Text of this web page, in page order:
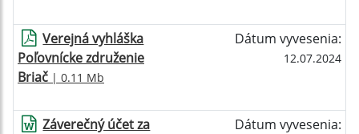
Verejná vyhláška
Poľovnícke združenie
Briač | 0.11 Mb
Dátum vyvesenia:
12.07.2024
Záverečný účet za
Dátum vyvesenia: